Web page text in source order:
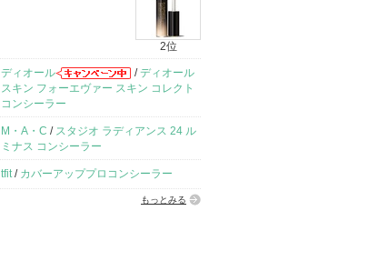
2位
ディオール /ディオール
スキン フォーエヴァー スキン コレクト
コンシーラー
M・A・C / スタジオ ラディアンス 24 ル
ミナス コンシーラー
tfit/ カバーアッププロコンシーラー
もっとみる